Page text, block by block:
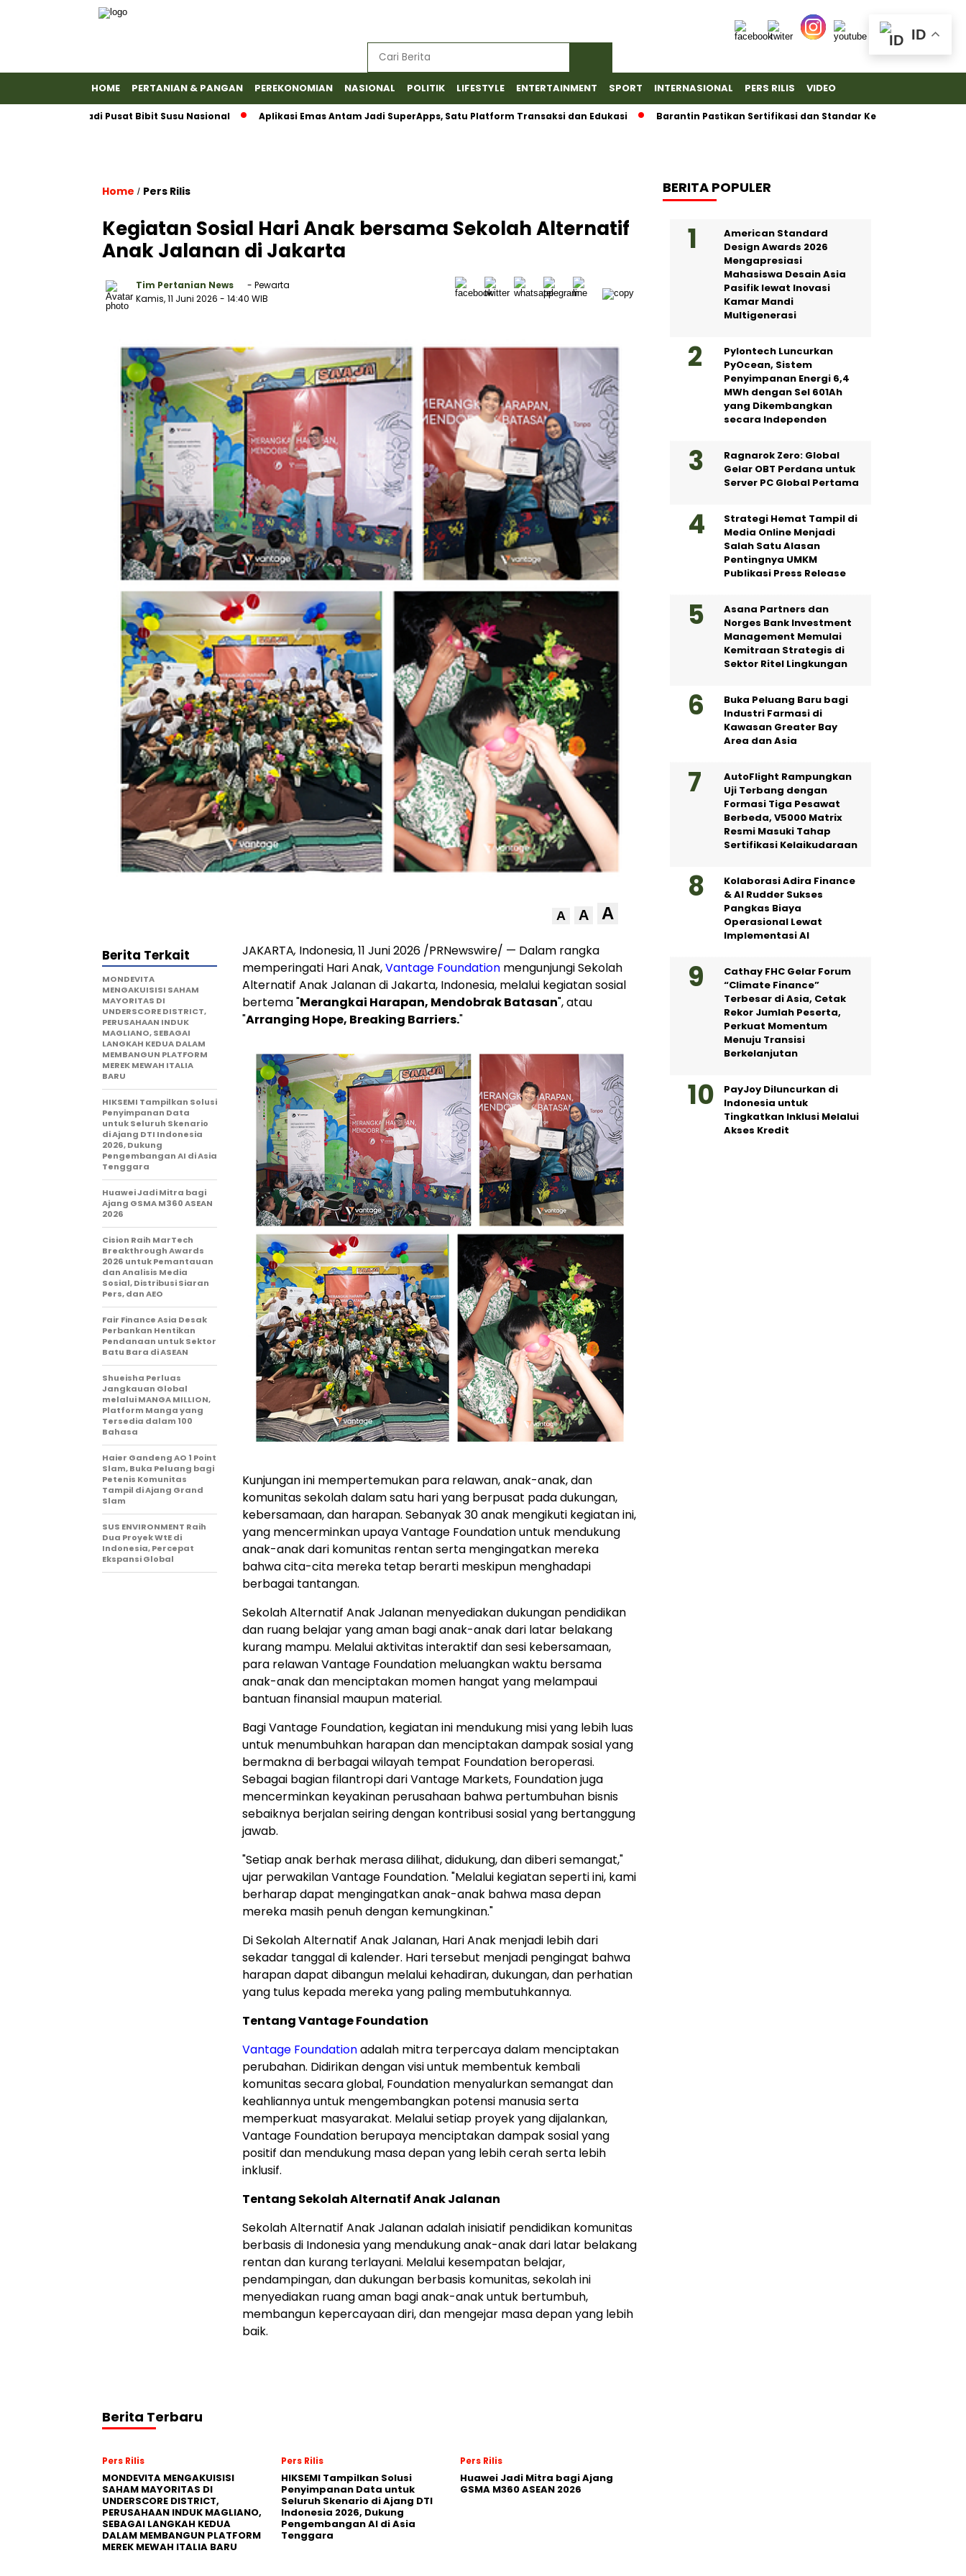
HOME PERTANIAN & PANGAN PEREKONOMIAN NASIONAL POLITIK LIFESTYLE ENTERTAINMENT SPORT INTERNASIONAL PERS RILIS VIDEO
Jadi Pusat Bibit Susu Nasional Aplikasi Emas Antam Jadi SuperApps, Satu Platform Transaksi dan Edukasi Barantin Pastikan Sertifikasi dan Standar Ketat untuk Ekspor Durian
Home / Pers Rilis
Kegiatan Sosial Hari Anak bersama Sekolah Alternatif
Anak Jalanan di Jakarta
Tim Pertanian News
- Pewarta
Kamis, 11 Juni 2026 - 14:40 WIB
A A A
JAKARTA, Indonesia, 11 Juni 2026 /PRNewswire/ — Dalam rangka
memperingati Hari Anak,Vantage Foundation mengunjungi Sekolah
Alternatif Anak Jalanan di Jakarta, Indonesia, melalui kegiatan sosial
bertema "Merangkai Harapan, Mendobrak Batasan", atau
"Arranging Hope, Breaking Barriers."
Kunjungan ini mempertemukan para relawan, anak-anak, dan
komunitas sekolah dalam satu hari yang berpusat pada dukungan,
kebersamaan, dan harapan. Sebanyak 30 anak mengikuti kegiatan ini,
yang mencerminkan upaya Vantage Foundation untuk mendukung
anak-anak dari komunitas rentan serta mengingatkan mereka
bahwa cita-cita mereka tetap berarti meskipun menghadapi
berbagai tantangan.
Sekolah Alternatif Anak Jalanan menyediakan dukungan pendidikan
dan ruang belajar yang aman bagi anak-anak dari latar belakang
kurang mampu. Melalui aktivitas interaktif dan sesi kebersamaan,
para relawan Vantage Foundation meluangkan waktu bersama
anak-anak dan menciptakan momen hangat yang melampaui
bantuan finansial maupun material.
Bagi Vantage Foundation, kegiatan ini mendukung misi yang lebih luas
untuk menumbuhkan harapan dan menciptakan dampak sosial yang
bermakna di berbagai wilayah tempat Foundation beroperasi.
Sebagai bagian filantropi dari Vantage Markets, Foundation juga
mencerminkan keyakinan perusahaan bahwa pertumbuhan bisnis
sebaiknya berjalan seiring dengan kontribusi sosial yang bertanggung
jawab.
"Setiap anak berhak merasa dilihat, didukung, dan diberi semangat,"
ujar perwakilan Vantage Foundation. "Melalui kegiatan seperti ini, kami
berharap dapat mengingatkan anak-anak bahwa masa depan
mereka masih penuh dengan kemungkinan."
Di Sekolah Alternatif Anak Jalanan, Hari Anak menjadi lebih dari
sekadar tanggal di kalender. Hari tersebut menjadi pengingat bahwa
harapan dapat dibangun melalui kehadiran, dukungan, dan perhatian
yang tulus kepada mereka yang paling membutuhkannya.
Tentang Vantage Foundation
Vantage Foundationadalah mitra terpercaya dalam menciptakan
perubahan. Didirikan dengan visi untuk membentuk kembali
komunitas secara global, Foundation menyalurkan semangat dan
keahliannya untuk mengembangkan potensi manusia serta
memperkuat masyarakat. Melalui setiap proyek yang dijalankan,
Vantage Foundation berupaya menciptakan dampak sosial yang
positif dan mendukung masa depan yang lebih cerah serta lebih
inklusif.
Tentang Sekolah Alternatif Anak Jalanan
Sekolah Alternatif Anak Jalanan adalah inisiatif pendidikan komunitas
berbasis di Indonesia yang mendukung anak-anak dari latar belakang
rentan dan kurang terlayani. Melalui kesempatan belajar,
pendampingan, dan dukungan berbasis komunitas, sekolah ini
menyediakan ruang aman bagi anak-anak untuk bertumbuh,
membangun kepercayaan diri, dan mengejar masa depan yang lebih
baik.
Berita Terkait
MONDEVITA
MENGAKUISISI SAHAM
MAYORITAS DI
UNDERSCORE DISTRICT,
PERUSAHAAN INDUK
MAGLIANO, SEBAGAI
LANGKAH KEDUA DALAM
MEMBANGUN PLATFORM
MEREK MEWAH ITALIA
BARU
HIKSEMI Tampilkan Solusi
Penyimpanan Data
untuk Seluruh Skenario
di Ajang DTI Indonesia
2026, Dukung
Pengembangan AI di Asia
Tenggara
Huawei Jadi Mitra bagi
Ajang GSMA M360 ASEAN
2026
Cision Raih MarTech
Breakthrough Awards
2026 untuk Pemantauan
dan Analisis Media
Sosial, Distribusi Siaran
Pers, dan AEO
Fair Finance Asia Desak
Perbankan Hentikan
Pendanaan untuk Sektor
Batu Bara di ASEAN
Shueisha Perluas
Jangkauan Global
melalui MANGA MILLION,
Platform Manga yang
Tersedia dalam 100
Bahasa
Haier Gandeng AO 1 Point
Slam, Buka Peluang bagi
Petenis Komunitas
Tampil di Ajang Grand
Slam
SUS ENVIRONMENT Raih
Dua Proyek WtE di
Indonesia, Percepat
Ekspansi Global
Berita Terbaru
Pers Rilis
MONDEVITA MENGAKUISISI
SAHAM MAYORITAS DI
UNDERSCORE DISTRICT,
PERUSAHAAN INDUK MAGLIANO,
SEBAGAI LANGKAH KEDUA
DALAM MEMBANGUN PLATFORM
MEREK MEWAH ITALIA BARU
Pers Rilis
HIKSEMI Tampilkan Solusi
Penyimpanan Data untuk
Seluruh Skenario di Ajang DTI
Indonesia 2026, Dukung
Pengembangan AI di Asia
Tenggara
Pers Rilis
Huawei Jadi Mitra bagi Ajang
GSMA M360 ASEAN 2026
BERITA POPULER
American Standard
Design Awards 2026
Mengapresiasi
Mahasiswa Desain Asia
Pasifik lewat Inovasi
Kamar Mandi
Multigenerasi
Pylontech Luncurkan
PyOcean, Sistem
Penyimpanan Energi 6,4
MWh dengan Sel 601Ah
yang Dikembangkan
secara Independen
Ragnarok Zero: Global
Gelar OBT Perdana untuk
Server PC Global Pertama
Strategi Hemat Tampil di
Media Online Menjadi
Salah Satu Alasan
Pentingnya UMKM
Publikasi Press Release
Asana Partners dan
Norges Bank Investment
Management Memulai
Kemitraan Strategis di
Sektor Ritel Lingkungan
Buka Peluang Baru bagi
Industri Farmasi di
Kawasan Greater Bay
Area dan Asia
AutoFlight Rampungkan
Uji Terbang dengan
Formasi Tiga Pesawat
Berbeda, V5000 Matrix
Resmi Masuki Tahap
Sertifikasi Kelaikudaraan
Kolaborasi Adira Finance
& AI Rudder Sukses
Pangkas Biaya
Operasional Lewat
Implementasi AI
Cathay FHC Gelar Forum
“Climate Finance”
Terbesar di Asia, Cetak
Rekor Jumlah Peserta,
Perkuat Momentum
Menuju Transisi
Berkelanjutan
PayJoy Diluncurkan di
Indonesia untuk
Tingkatkan Inklusi Melalui
Akses Kredit
ID